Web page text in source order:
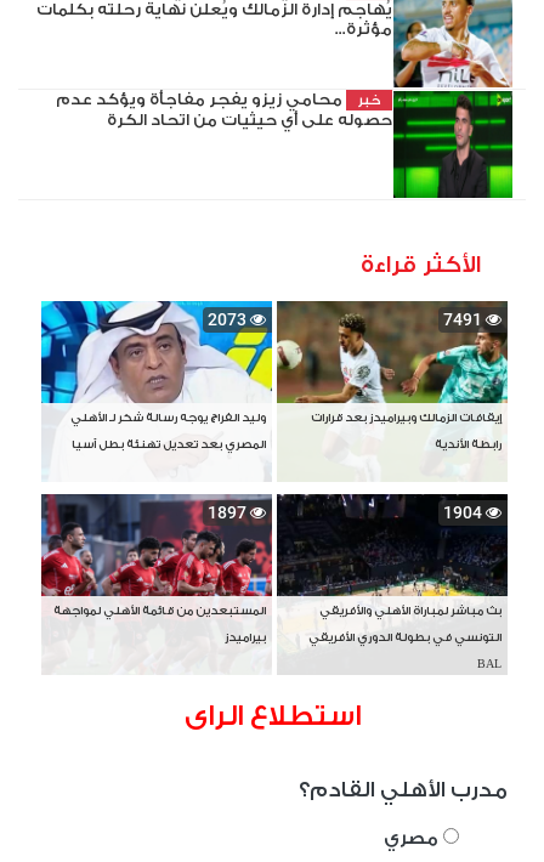
يُهاجم إدارة الزمالك ويُعلن نهاية رحلته بكلمات
مؤثرة...
خبر
محامي زيزو يفجر مفاجأة ويؤكد عدم
حصوله على أي حيثيات من اتحاد الكرة
الأكثر قراءة
7491
إيقافات الزمالك وبيراميدز بعد قرارات
رابطة الأندية
2073
وليد الفراج يوجه رسالة شكر لـ الأهلي
المصري بعد تعديل تهنئة بطل آسيا
1904
بث مباشر لمباراة الأهلي والأفريقي
التونسي في بطولة الدوري الأفريقي
BAL
1897
المستبعدين من قائمة الأهلي لمواجهة
بيراميدز
استطلاع الراى
مدرب الأهلي القادم؟
مصري